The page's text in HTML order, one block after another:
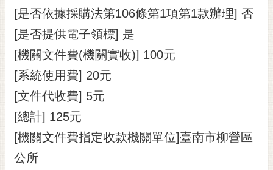
[是否依據採購法第106條第1項第1款辦理] 否
[是否提供電子領標] 是
[機關文件費(機關實收)] 100元
[系統使用費] 20元
[文件代收費] 5元
[總計] 125元
[機關文件費指定收款機關單位]臺南市柳營區
公所